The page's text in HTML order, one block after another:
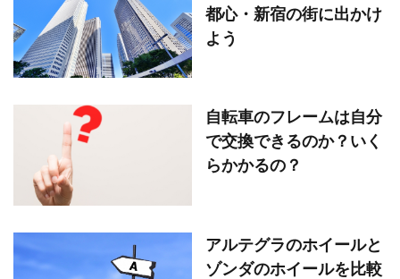
都心・新宿の街に出かけ
よう
自転車のフレームは自分
で交換できるのか？いく
らかかるの？
アルテグラのホイールと
ゾンダのホイールを比較